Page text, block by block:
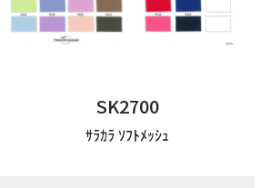
SK2700
ｻﾗｶﾗ ｿﾌﾄﾒｯｼｭ